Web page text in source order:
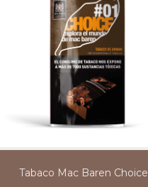
Tabaco Mac Baren Choice